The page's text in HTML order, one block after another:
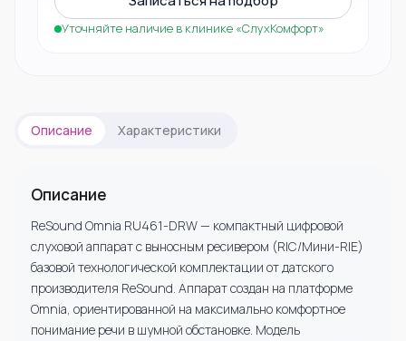
Уточняйте наличие в клинике «СлухКомфорт»
Описание Характеристики
Описание
ReSound Omnia RU461-DRW — компактный цифровой
слуховой аппарат с выносным ресивером (RIC/Мини-RIE)
базовой технологической комплектации от датского
производителя ReSound. Аппарат создан на платформе
Omnia, ориентированной на максимально комфортное
понимание речи в шумной обстановке. Модель